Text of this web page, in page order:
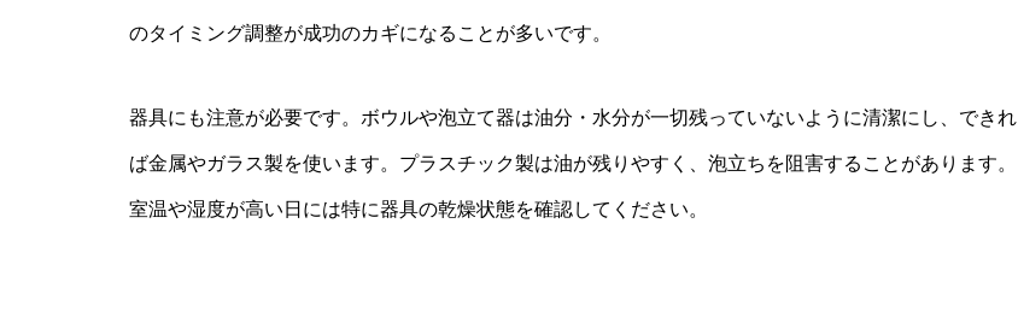
のタイミング調整が成功のカギになることが多いです。
器具にも注意が必要です。ボウルや泡立て器は油分・水分が一切残っていないように清潔にし、できれ
ば金属やガラス製を使います。プラスチック製は油が残りやすく、泡立ちを阻害することがあります。
室温や湿度が高い日には特に器具の乾燥状態を確認してください。